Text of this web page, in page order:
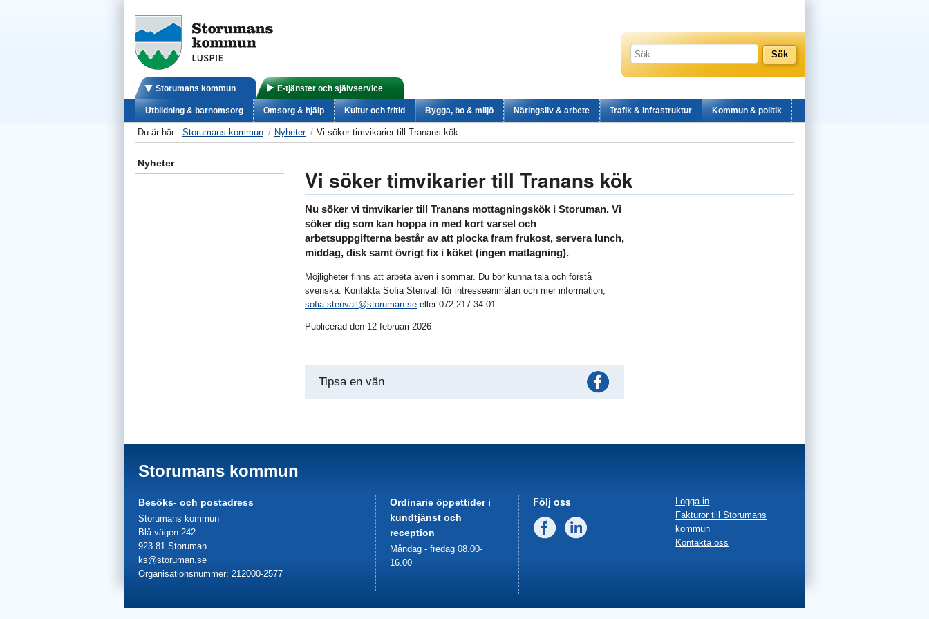
Storumans kommun E-tjänster och självservice
Utbildning & barnomsorg Omsorg & hjälp Kultur och fritid Bygga, bo & miljö Näringsliv & arbete Trafik & infrastruktur Kommun & politik
Du är här: Storumans kommun Nyheter Vi söker timvikarier till Tranans kök
Nyheter
Vi söker timvikarier till Tranans kök
Nu söker vi timvikarier till Tranans mottagningskök i Storuman. Vi
söker dig som kan hoppa in med kort varsel och
arbetsuppgifterna består av att plocka fram frukost, servera lunch,
middag, disk samt övrigt fix i köket (ingen matlagning).
Möjligheter finns att arbeta även i sommar. Du bör kunna tala och förstå
svenska. Kontakta Sofia Stenvall för intresseanmälan och mer information,
sofia.stenvall@storuman.se eller 072-217 34 01.
Publicerad den 12 februari 2026
Tipsa en vän
Storumans kommun
Besöks- och postadress
Storumans kommun
Blå vägen 242
923 81 Storuman
ks@storuman.se
Organisationsnummer: 212000-2577
Ordinarie öppettider i
kundtjänst och
reception
Måndag - fredag 08.00-
16.00
Följ oss
Facebook
Logga in
Fakturor till Storumans
kommun
Kontakta oss